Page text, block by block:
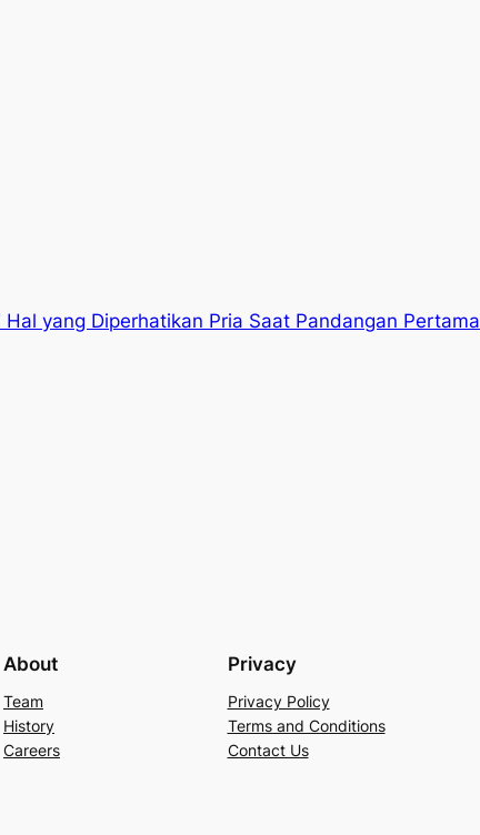
Hal yang Diperhatikan Pria Saat Pandangan Pertama
About
Team
History
Careers
Privacy
Privacy Policy
Terms and Conditions
Contact Us